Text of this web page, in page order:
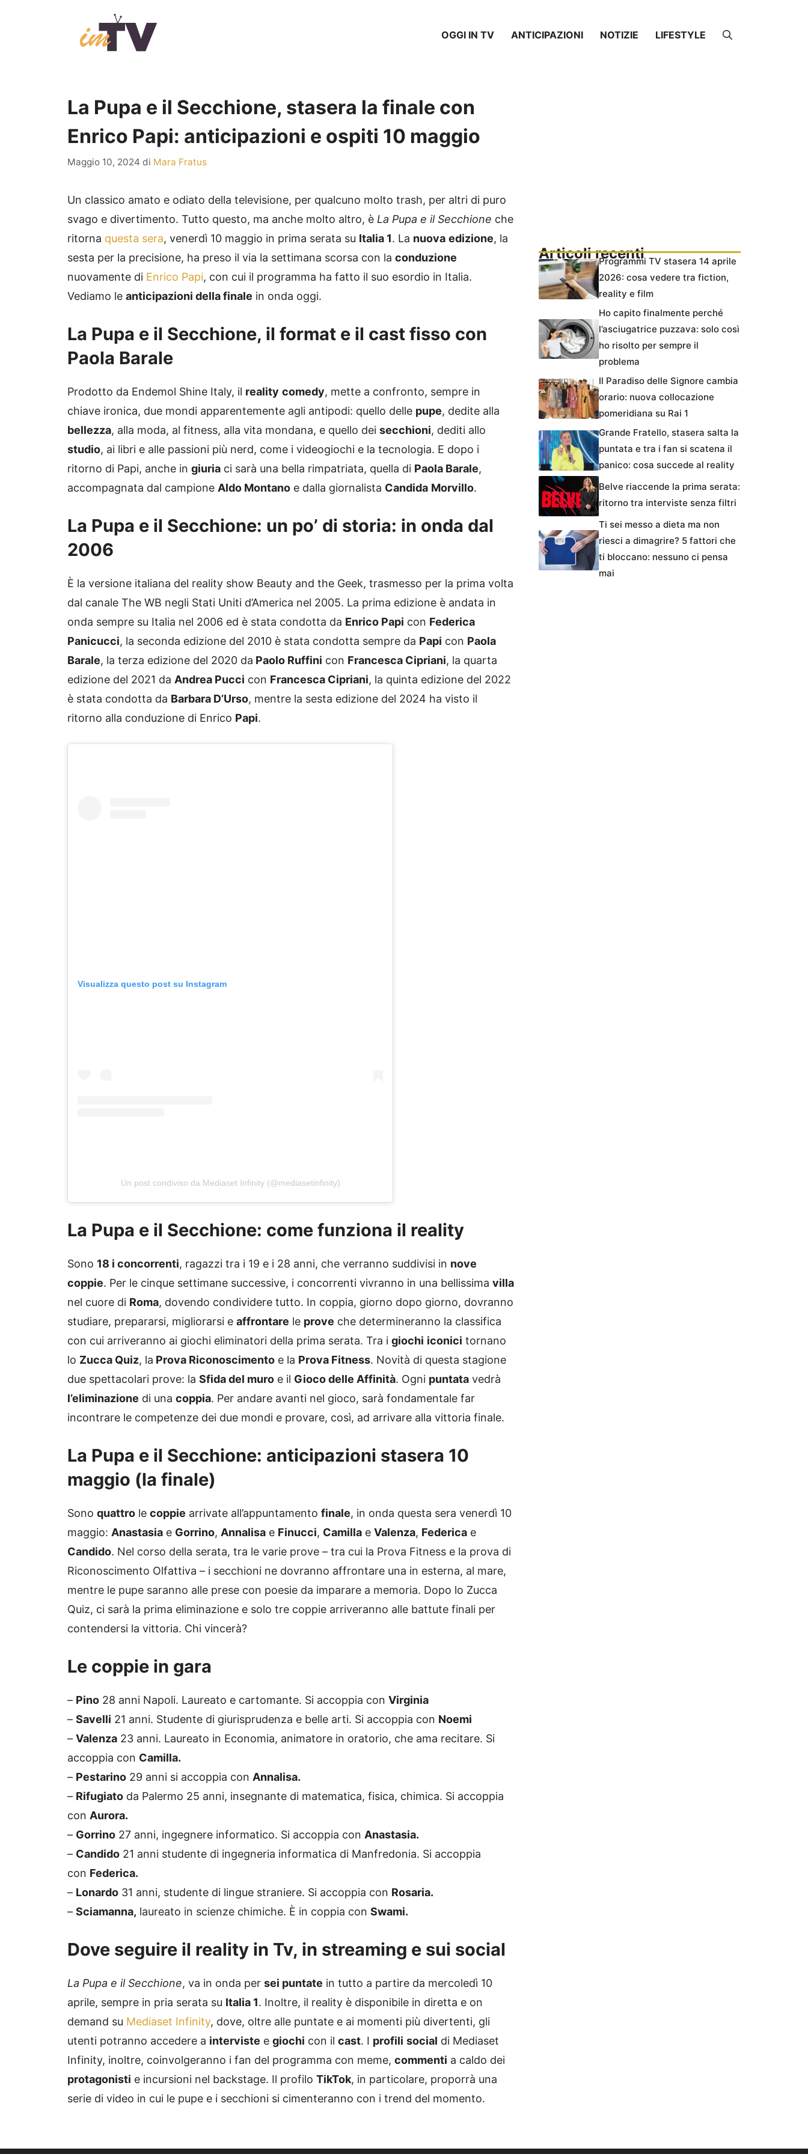
OGGI IN TV ANTICIPAZIONI NOTIZIE LIFESTYLE
La Pupa e il Secchione, stasera la finale con
Enrico Papi: anticipazioni e ospiti 10 maggio
Maggio 10, 2024 di Mara Fratus
Un classico amato e odiato della televisione, per qualcuno molto trash, per altri di puro
svago e divertimento. Tutto questo, ma anche molto altro, è La Pupa e il Secchione che
ritorna questa sera, venerdì 10 maggio in prima serata su Italia 1. La nuova edizione, la
sesta per la precisione, ha preso il via la settimana scorsa con la conduzione
nuovamente di Enrico Papi, con cui il programma ha fatto il suo esordio in Italia.
Vediamo le anticipazioni della finale in onda oggi.
La Pupa e il Secchione, il format e il cast fisso con
Paola Barale
Prodotto da Endemol Shine Italy, il reality comedy, mette a confronto, sempre in
chiave ironica, due mondi apparentemente agli antipodi: quello delle pupe, dedite alla
bellezza, alla moda, al fitness, alla vita mondana, e quello dei secchioni, dediti allo
studio, ai libri e alle passioni più nerd, come i videogiochi e la tecnologia. E dopo i
ritorno di Papi, anche in giuria ci sarà una bella rimpatriata, quella di Paola Barale,
accompagnata dal campione Aldo Montano e dalla giornalista Candida Morvillo.
La Pupa e il Secchione: un po’ di storia: in onda dal
2006
È la versione italiana del reality show Beauty and the Geek, trasmesso per la prima volta
dal canale The WB negli Stati Uniti d’America nel 2005. La prima edizione è andata in
onda sempre su Italia nel 2006 ed è stata condotta da Enrico Papi con Federica
Panicucci, la seconda edizione del 2010 è stata condotta sempre da Papi con Paola
Barale, la terza edizione del 2020 da Paolo Ruffini con Francesca Cipriani, la quarta
edizione del 2021 da Andrea Pucci con Francesca Cipriani, la quinta edizione del 2022
è stata condotta da Barbara D’Urso, mentre la sesta edizione del 2024 ha visto il
ritorno alla conduzione di Enrico Papi.
Visualizza questo post su Instagram
Un post condiviso da Mediaset Infinity (@mediasetinfinity)
La Pupa e il Secchione: come funziona il reality
Sono 18 i concorrenti, ragazzi tra i 19 e i 28 anni, che verranno suddivisi in nove
coppie. Per le cinque settimane successive, i concorrenti vivranno in una bellissima villa
nel cuore di Roma, dovendo condividere tutto. In coppia, giorno dopo giorno, dovranno
studiare, prepararsi, migliorarsi e affrontare le prove che determineranno la classifica
con cui arriveranno ai giochi eliminatori della prima serata. Tra i giochi iconici tornano
lo Zucca Quiz, la Prova Riconoscimento e la Prova Fitness. Novità di questa stagione
due spettacolari prove: la Sfida del muro e il Gioco delle Affinità. Ogni puntata vedrà
l’eliminazione di una coppia. Per andare avanti nel gioco, sarà fondamentale far
incontrare le competenze dei due mondi e provare, così, ad arrivare alla vittoria finale.
La Pupa e il Secchione: anticipazioni stasera 10
maggio (la finale)
Sono quattro le coppie arrivate all’appuntamento finale, in onda questa sera venerdì 10
maggio: Anastasia e Gorrino, Annalisa e Finucci, Camilla e Valenza, Federica e
Candido. Nel corso della serata, tra le varie prove – tra cui la Prova Fitness e la prova di
Riconoscimento Olfattiva – i secchioni ne dovranno affrontare una in esterna, al mare,
mentre le pupe saranno alle prese con poesie da imparare a memoria. Dopo lo Zucca
Quiz, ci sarà la prima eliminazione e solo tre coppie arriveranno alle battute finali per
contendersi la vittoria. Chi vincerà?
Le coppie in gara
– Pino 28 anni Napoli. Laureato e cartomante. Si accoppia con Virginia
– Savelli 21 anni. Studente di giurisprudenza e belle arti. Si accoppia con Noemi
– Valenza 23 anni. Laureato in Economia, animatore in oratorio, che ama recitare. Si
accoppia con Camilla.
– Pestarino 29 anni si accoppia con Annalisa.
– Rifugiato da Palermo 25 anni, insegnante di matematica, fisica, chimica. Si accoppia
con Aurora.
– Gorrino 27 anni, ingegnere informatico. Si accoppia con Anastasia.
– Candido 21 anni studente di ingegneria informatica di Manfredonia. Si accoppia
con Federica.
– Lonardo 31 anni, studente di lingue straniere. Si accoppia con Rosaria.
– Sciamanna, laureato in scienze chimiche. È in coppia con Swami.
Dove seguire il reality in Tv, in streaming e sui social
La Pupa e il Secchione, va in onda per sei puntate in tutto a partire da mercoledì 10
aprile, sempre in pria serata su Italia 1. Inoltre, il reality è disponibile in diretta e on
demand su Mediaset Infinity, dove, oltre alle puntate e ai momenti più divertenti, gli
utenti potranno accedere a interviste e giochi con il cast. I profili social di Mediaset
Infinity, inoltre, coinvolgeranno i fan del programma con meme, commenti a caldo dei
protagonisti e incursioni nel backstage. Il profilo TikTok, in particolare, proporrà una
serie di video in cui le pupe e i secchioni si cimenteranno con i trend del momento.
Articoli recentiProgrammi TV stasera 14 aprile
2026: cosa vedere tra fiction,
reality e film
Ho capito finalmente perché
l’asciugatrice puzzava: solo così
ho risolto per sempre il
problema
Il Paradiso delle Signore cambia
orario: nuova collocazione
pomeridiana su Rai 1
Grande Fratello, stasera salta la
puntata e tra i fan si scatena il
panico: cosa succede al reality
Belve riaccende la prima serata:
ritorno tra interviste senza filtri
Ti sei messo a dieta ma non
riesci a dimagrire? 5 fattori che
ti bloccano: nessuno ci pensa
mai